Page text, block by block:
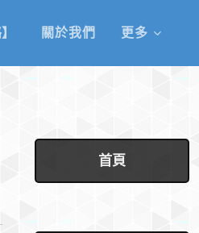
關於我們 更多
首頁